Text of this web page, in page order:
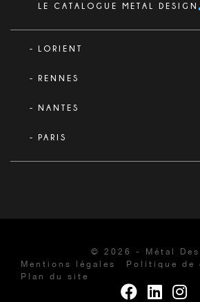
LE CATALOGUE METAL DESIGN
LORIENT
RENNES
NANTES
PARIS
© 2026 - Métal
Mentions légales
Politique de
Plan du site